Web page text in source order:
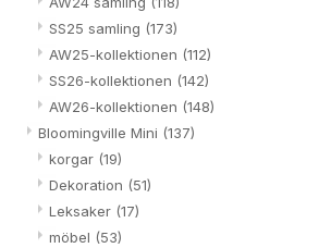
SS25 samling (173)
AW25-kollektionen (112)
SS26-kollektionen (142)
AW26-kollektionen (148)
Bloomingville Mini (137)
korgar (19)
Dekoration (51)
Leksaker (17)
möbel (53)